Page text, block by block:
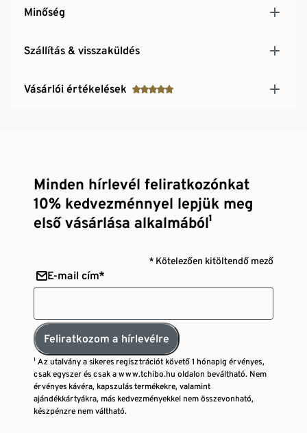
Minőség
Szállítás & visszaküldés
Vásárlói értékelések
Minden hírlevél feliratkozónkat
10% kedvezménnyel lepjük meg
első vásárlása alkalmából¹
* Kötelezően kitöltendő mező
E-mail cím*
Feliratkozom a hírlevélre
¹ Az utalvány a sikeres regisztrációt követő 1 hónapig érvényes,
csak egyszer és csak a www.tchibo.hu oldalon beváltható. Nem
érvényes kávéra, kapszulás termékekre, valamint
ajándékkártyákra, más kedvezményekkel nem összevonható,
készpénzre nem váltható.